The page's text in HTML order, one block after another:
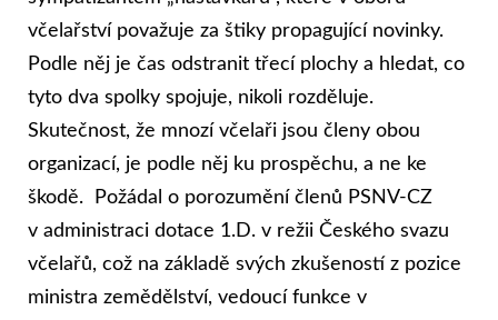
včelařství považuje za štiky propagující novinky.
Podle něj je čas odstranit třecí plochy a hledat, co
tyto dva spolky spojuje, nikoli rozděluje.
Skutečnost, že mnozí včelaři jsou členy obou
organizací, je podle něj ku prospěchu, a ne ke
škodě. Požádal o porozumění členů PSNV-CZ
v administraci dotace 1.D. v režii Českého svazu
včelařů, což na základě svých zkušeností z pozice
ministra zemědělství, vedoucí funkce v